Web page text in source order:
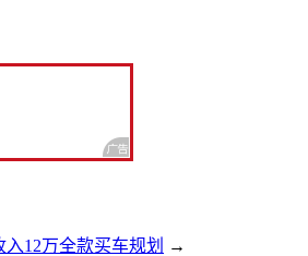
12万全款买车规划 →